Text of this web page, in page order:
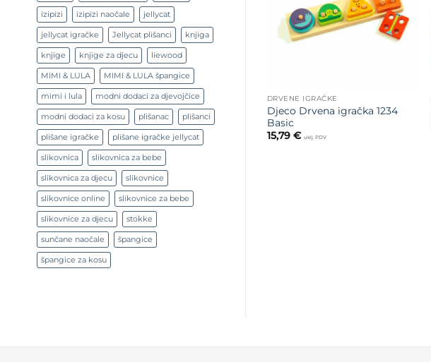
izipizi izipizi naočale jellycat
jellycat igračke Jellycat plišanci knjiga
knjige knjige za djecu liewood
MIMI & LULA MIMI & LULA špangice
mimi i lula modni dodaci za djevojčice
modni dodaci za kosu plišanac plišanci
plišane igračke plišane igračke jellycat
slikovnica slikovnica za bebe
slikovnica za djecu slikovnice
slikovnice online slikovnice za bebe
slikovnice za djecu stokke
sunčane naočale špangice
špangice za kosu
DRVENE IGRAČKE
Djeco Drvena igračka 1234
Basic
15,79 € uklj. PDV